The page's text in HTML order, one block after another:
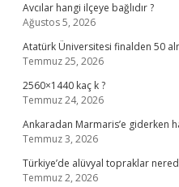
Avcılar hangi ilçeye bağlıdır ?
Ağustos 5, 2026
Atatürk Üniversitesi finalden 50
Temmuz 25, 2026
2560×1440 kaç k ?
Temmuz 24, 2026
Ankaradan Marmaris’e giderken
Temmuz 3, 2026
Türkiye’de alüvyal topraklar
Temmuz 2, 2026